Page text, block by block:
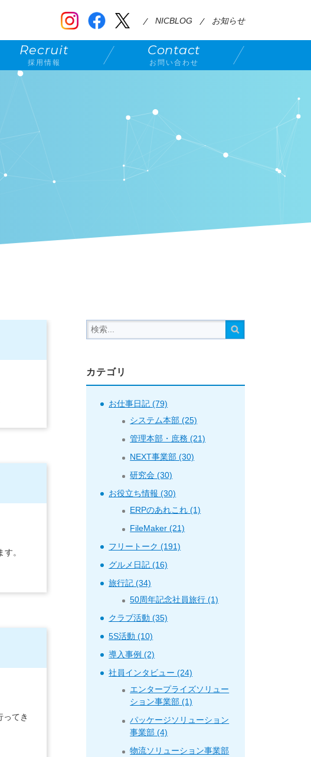
NICBLOG お知らせ
Recruit
採用情報
Contact
お問い合わせ
。
ってき
カテゴリ
お仕事日記 (79)
システム本部 (25)
管理本部・庶務 (21)
NEXT事業部 (30)
研究会 (30)
お役立ち情報 (30)
ERPのあれこれ (1)
FileMaker (21)
フリートーク (191)
グルメ日記 (16)
旅行記 (34)
50周年記念社員旅行 (1)
クラブ活動 (35)
5S活動 (10)
導入事例 (2)
社員インタビュー (24)
エンタープライズソリュー
ション事業部 (1)
パッケージソリューション
事業部 (4)
物流ソリューション事業部